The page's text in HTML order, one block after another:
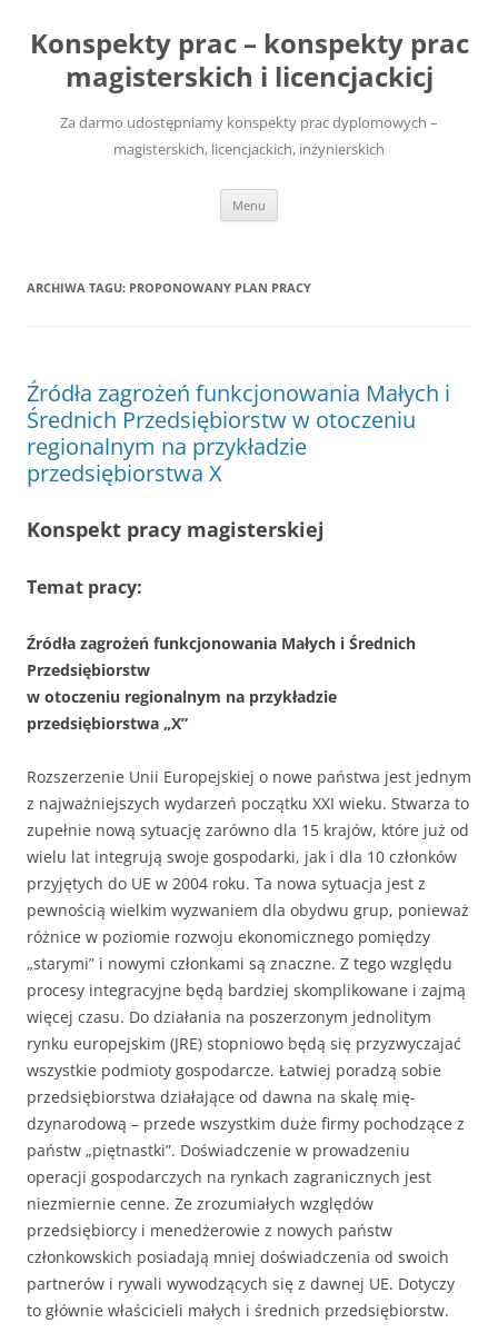
treści
Konspekty prac – konspekty prac
magisterskich i licencjackicj
Za darmo udostępniamy konspekty prac dyplomowych –
magisterskich, licencjackich, inżynierskich
Menu
ARCHIWA TAGU: PROPONOWANY PLAN PRACY
Źródła zagrożeń funkcjonowania Małych i
Średnich Przedsiębiorstw w otoczeniu
regionalnym na przykładzie
przedsiębiorstwa X
Konspekt pracy magisterskiej
Temat pracy:
Źródła zagrożeń funkcjonowania Małych i Średnich
Przedsiębiorstw
w otoczeniu regionalnym na przykładzie
przedsiębiorstwa „X”
Rozszerzenie Unii Europejskiej o nowe państwa jest jednym
z najważniejszych wydarzeń początku XXI wieku. Stwarza to
zupełnie nową sytuację zarówno dla 15 krajów, które już od
wielu lat integrują swoje gospodarki, jak i dla 10 członków
przyjętych do UE w 2004 roku. Ta nowa sytuacja jest z
pewnością wielkim wyzwaniem dla obydwu grup, ponieważ
różnice w poziomie rozwoju ekonomicznego pomiędzy
„starymi” i nowymi członkami są znaczne. Z tego względu
procesy integracyjne będą bardziej skomplikowane i zajmą
więcej czasu. Do działania na poszerzonym jednoli­tym
rynku europejskim (JRE) stopniowo będą się przyzwyczajać
wszystkie podmioty gospodarcze. Łatwiej poradzą sobie
przedsiębiorstwa działające od dawna na skalę mię­
dzynarodową – przede wszystkim duże firmy pochodzące z
państw „piętnastki”. Do­świadczenie w prowadzeniu
operacji gospodarczych na rynkach zagranicznych jest
niezmiernie cenne. Ze zrozumiałych względów
przedsiębiorcy i menedżerowie z no­wych państw
członkowskich posiadają mniej doświadczenia od swoich
partnerów i rywali wywodzących się z dawnej UE. Dotyczy
to głównie właścicieli małych i średnich przedsiębiorstw.